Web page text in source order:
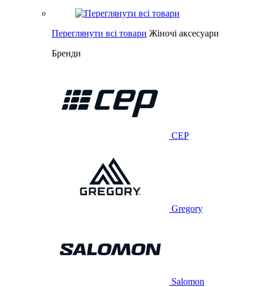
Переглянути всі товари Жіночі аксесуари
Бренди
CEP
Gregory
Salomon